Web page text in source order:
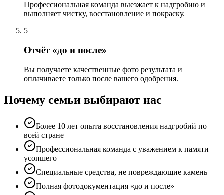
Профессиональная команда выезжает к надгробию и
выполняет чистку, восстановление и покраску.
5
Отчёт «до и после»
Вы получаете качественные фото результата и
оплачиваете только после вашего одобрения.
Почему семьи выбирают нас
Более 10 лет опыта восстановления надгробий по
всей стране
Профессиональная команда с уважением к памяти
усопшего
Специальные средства, не повреждающие камень
Полная фотодокументация «до и после»